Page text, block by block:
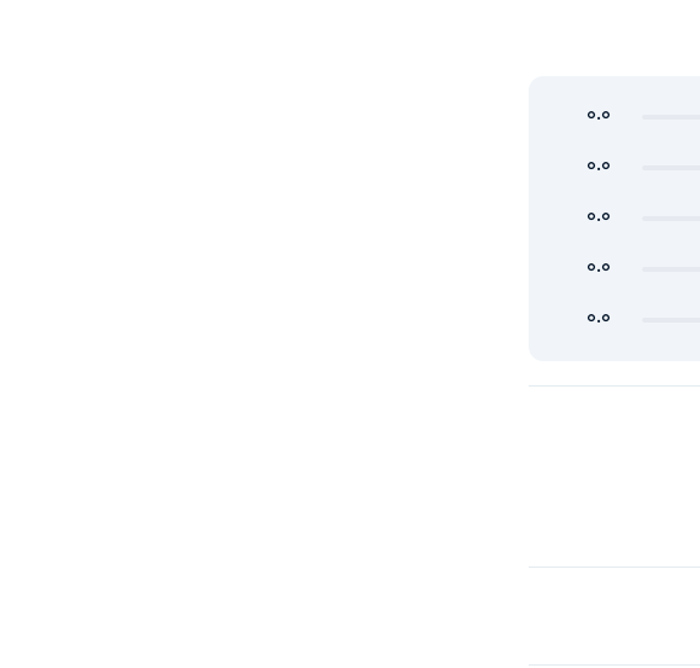
0.0
0.0
0.0
0.0
0.0